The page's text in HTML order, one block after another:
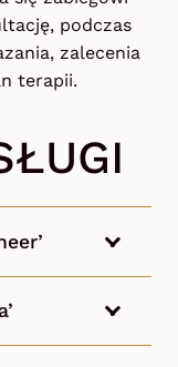
podczas
zalecenia
terapii.